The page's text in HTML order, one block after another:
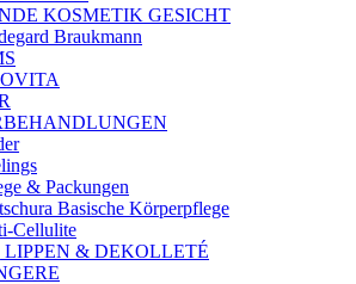
KOSMETIK GESICHT
Braukmann
& Packungen
Basische Körperpflege
Cellulite
LIPPEN & DEKOLLETÉ